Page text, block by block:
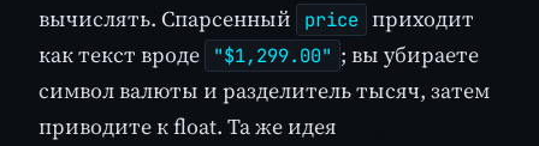
вычислять. Спарсенный
price приходит
как текст вроде
"$1,299.00" ; вы убираете
символ валюты и разделитель тысяч, затем
приводите к float. Та же идея